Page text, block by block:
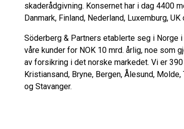
skaderådgivning. Konsernet har i dag 4400
Danmark, Finland, Nederland, Luxemburg,
Söderberg & Partners etablerte seg i Norge
våre kunder for NOK 10 mrd. årlig, noe som
av forsikring i det norske markedet. Vi er
Kristiansand, Bryne, Bergen, Ålesund,
og Stavanger.